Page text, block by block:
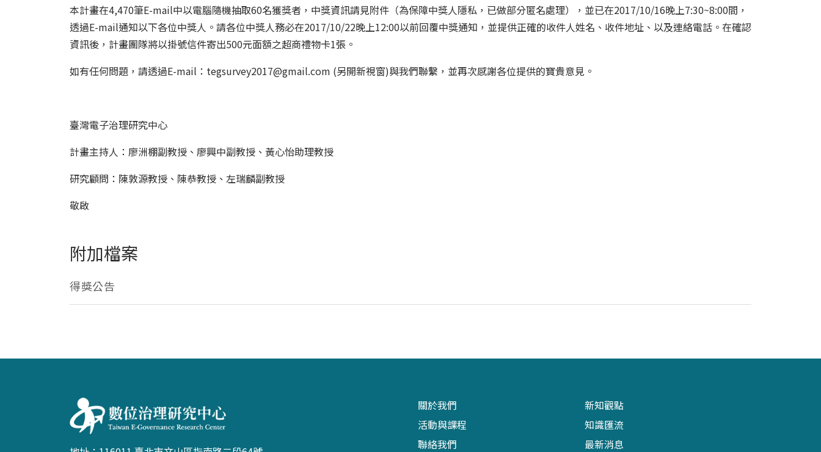
本計畫在4,470筆E-mail中以電腦隨機抽取60名獲獎者，中獎資訊請見附件（為保障中獎人隱私，已做部分匿名處理），並已在2017/10/16晚上7:30~8:00間，
透過E-mail通知以下各位中獎人。請各位中獎人務必在2017/10/22晚上12:00以前回覆中獎通知，並提供正確的收件人姓名、收件地址、以及連絡電話。在確認
資訊後，計畫團隊將以掛號信件寄出500元面額之超商禮物卡1張。
如有任何問題，請透過E-mail： tegsurvey2017@gmail.com (另開新視窗)與我們聯繫，並再次感謝各位提供的寶貴意見。
臺灣電子治理研究中心
計畫主持人：廖洲棚副教授、廖興中副教授、黃心怡助理教授
研究顧問：陳敦源教授、陳恭教授、左瑞麟副教授
敬啟
附加檔案
得獎公告
關於我們
新知觀點
活動與課程
知識匯流
聯絡我們
最新消息